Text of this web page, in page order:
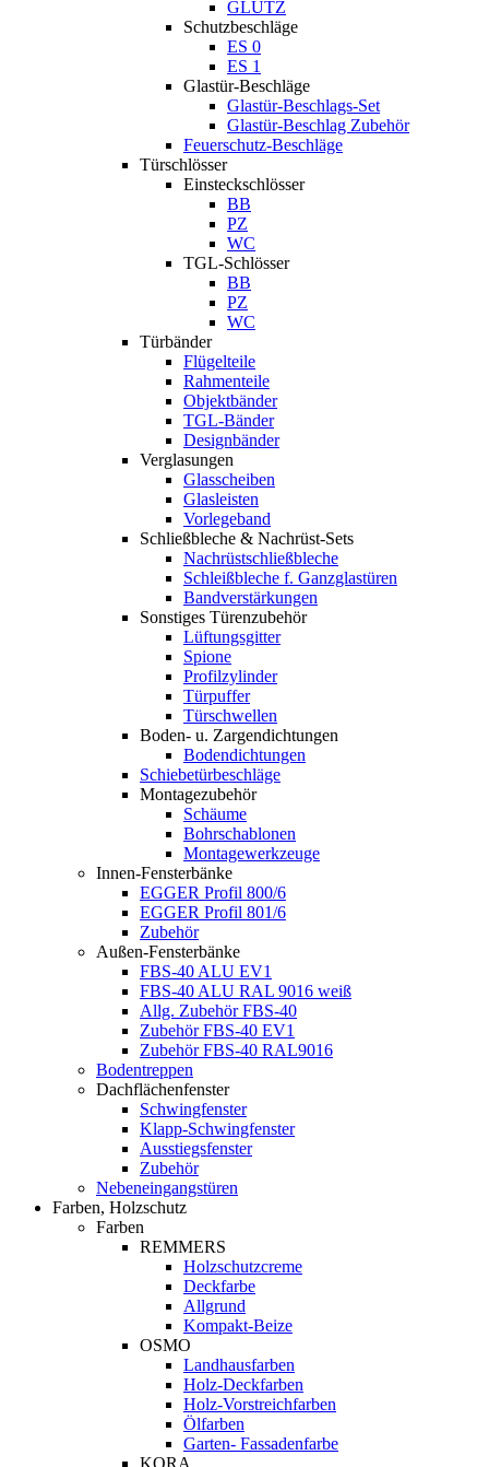
GLUTZ
Schutzbeschläge
ES 0
ES 1
Glastür-Beschläge
Glastür-Beschlags-Set
Glastür-Beschlag Zubehör
Feuerschutz-Beschläge
Türschlösser
Einsteckschlösser
BB
PZ
WC
TGL-Schlösser
BB
PZ
WC
Türbänder
Flügelteile
Rahmenteile
Objektbänder
TGL-Bänder
Designbänder
Verglasungen
Glasscheiben
Glasleisten
Vorlegeband
Schließbleche & Nachrüst-Sets
Nachrüstschließbleche
Schleißbleche f. Ganzglastüren
Bandverstärkungen
Sonstiges Türenzubehör
Lüftungsgitter
Spione
Profilzylinder
Türpuffer
Türschwellen
Boden- u. Zargendichtungen
Bodendichtungen
Schiebetürbeschläge
Montagezubehör
Schäume
Bohrschablonen
Montagewerkzeuge
Innen-Fensterbänke
EGGER Profil 800/6
EGGER Profil 801/6
Zubehör
Außen-Fensterbänke
FBS-40 ALU EV1
FBS-40 ALU RAL 9016 weiß
Allg. Zubehör FBS-40
Zubehör FBS-40 EV1
Zubehör FBS-40 RAL9016
Bodentreppen
Dachflächenfenster
Schwingfenster
Klapp-Schwingfenster
Ausstiegsfenster
Zubehör
Nebeneingangstüren
Farben, Holzschutz
Farben
REMMERS
Holzschutzcreme
Deckfarbe
Allgrund
Kompakt-Beize
OSMO
Landhausfarben
Holz-Deckfarben
Holz-Vorstreichfarben
Ölfarben
Garten- Fassadenfarbe
KORA